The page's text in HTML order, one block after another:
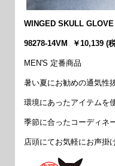
WINGED SKULL GLOVE
98278-14VM ￥10,139 (
MEN'S 定番商品
暑い夏にお勧めの通気性
環境にあったアイテムを
季節に合ったコーディネ
店頭にてお気軽にお声掛